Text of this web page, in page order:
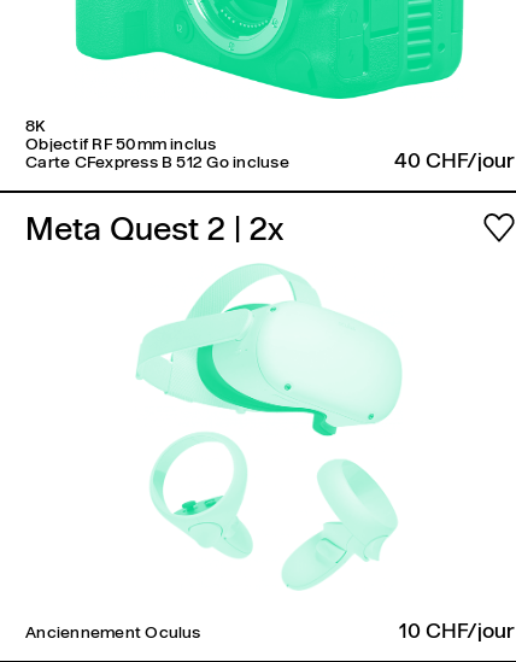
8K
Objectif RF 50mm inclus
Carte CFexpress B 512 Go incluse
40 CHF/jour
Meta Quest 2 | 2x
Anciennement Oculus 10 CHF/jour